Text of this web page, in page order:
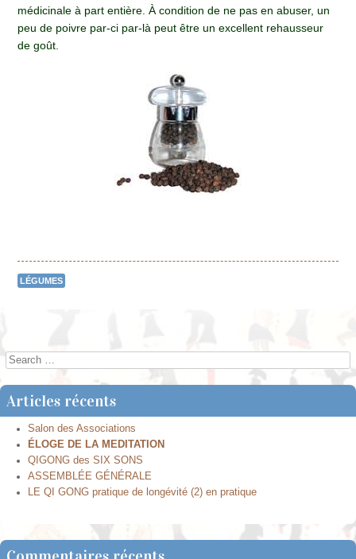
médicinale à part entière. À condition de ne pas en abuser, un
peu de poivre par-ci par-là peut être un excellent rehausseur
de goût.
LÉGUMES
Post navigation
Search
Articles récents
Salon des Associations
ÉLOGE DE LA MEDITATION
QIGONG des SIX SONS
ASSEMBLÉE GÉNÉRALE
LE QI GONG pratique de longévité (2) en pratique